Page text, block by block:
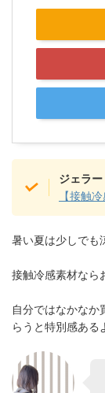
ジェラ
【接触
暑い夏は少しでも
接触冷感素材なら
自分ではなかなか
らうと特別感あ